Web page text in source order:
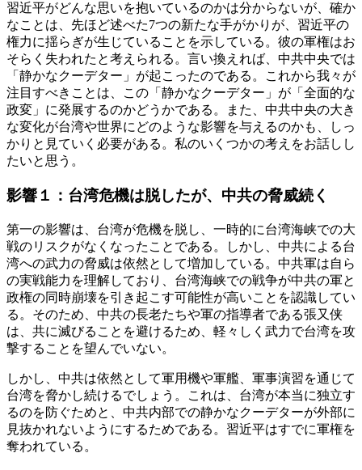
習近平がどんな思いを抱いているのかは分からないが、確か
なことは、先ほど述べた7つの新たな手がかりが、習近平の
権力に揺らぎが生じていることを示している。彼の軍権はお
そらく失われたと考えられる。言い換えれば、中共中央では
「静かなクーデター」が起こったのである。これから我々が
注目すべきことは、この「静かなクーデター」が「全面的な
政変」に発展するのかどうかである。また、中共中央の大き
な変化が台湾や世界にどのような影響を与えるのかも、しっ
かりと見ていく必要がある。私のいくつかの考えをお話しし
たいと思う。
影響１：台湾危機は脱したが、中共の脅威続く
第一の影響は、台湾が危機を脱し、一時的に台湾海峡での大
戦のリスクがなくなったことである。しかし、中共による台
湾への武力の脅威は依然として増加している。中共軍は自ら
の実戦能力を理解しており、台湾海峡での戦争が中共の軍と
政権の同時崩壊を引き起こす可能性が高いことを認識してい
る。そのため、中共の長老たちや軍の指導者である張又侠
は、共に滅びることを避けるため、軽々しく武力で台湾を攻
撃することを望んでいない。
しかし、中共は依然として軍用機や軍艦、軍事演習を通じて
台湾を脅かし続けるでしょう。これは、台湾が本当に独立す
るのを防ぐためと、中共内部での静かなクーデターが外部に
見抜かれないようにするためである。習近平はすでに軍権を
奪われている。